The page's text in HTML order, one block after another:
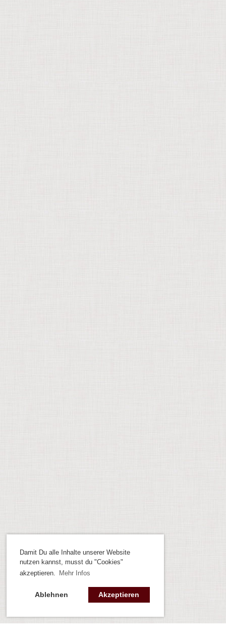
Damit Du alle Inhalte unserer Website
nutzen kannst, musst du "Cookies"
akzeptieren.
Mehr Infos
Ablehnen Akzeptieren